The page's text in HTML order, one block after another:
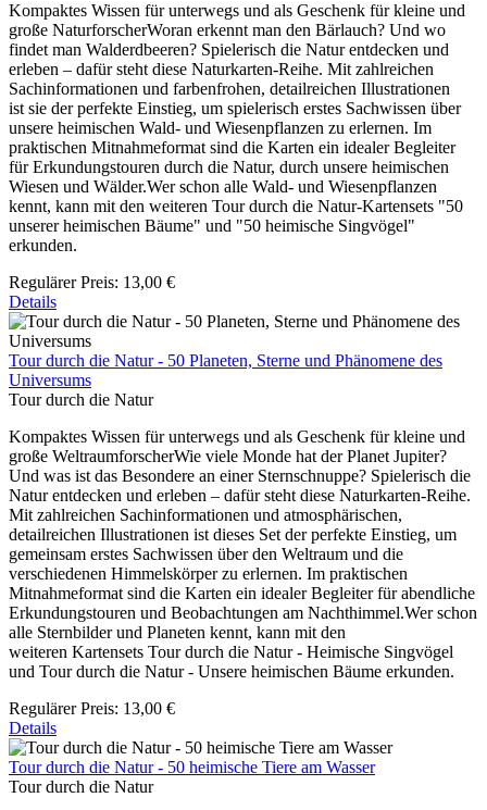
Kompaktes Wissen für unterwegs und als Geschenk für kleine und
große NaturforscherWoran erkennt man den Bärlauch? Und wo
findet man Walderdbeeren? Spielerisch die Natur entdecken und
erleben – dafür steht diese Naturkarten-Reihe. Mit zahlreichen
Sachinformationen und farbenfrohen, detailreichen Illustrationen
ist sie der perfekte Einstieg, um spielerisch erstes Sachwissen über
unsere heimischen Wald- und Wiesenpflanzen zu erlernen. Im
praktischen Mitnahmeformat sind die Karten ein idealer Begleiter
für Erkundungstouren durch die Natur, durch unsere heimischen
Wiesen und Wälder.Wer schon alle Wald- und Wiesenpflanzen
kennt, kann mit den weiteren Tour durch die Natur-Kartensets "50
unserer heimischen Bäume" und "50 heimische Singvögel"
erkunden.
Regulärer Preis: 13,00 €
Details
Tour durch die Natur - 50 Planeten, Sterne und Phänomene des
Universums
Tour durch die Natur
Kompaktes Wissen für unterwegs und als Geschenk für kleine und
große WeltraumforscherWie viele Monde hat der Planet Jupiter?
Und was ist das Besondere an einer Sternschnuppe? Spielerisch die
Natur entdecken und erleben – dafür steht diese Naturkarten-Reihe.
Mit zahlreichen Sachinformationen und atmosphärischen,
detailreichen Illustrationen ist dieses Set der perfekte Einstieg, um
gemeinsam erstes Sachwissen über den Weltraum und die
verschiedenen Himmelskörper zu erlernen. Im praktischen
Mitnahmeformat sind die Karten ein idealer Begleiter für abendliche
Erkundungstouren und Beobachtungen am Nachthimmel.Wer schon
alle Sternbilder und Planeten kennt, kann mit den
weiteren Kartensets Tour durch die Natur - Heimische Singvögel
und Tour durch die Natur - Unsere heimischen Bäume erkunden.
Regulärer Preis: 13,00 €
Details
Tour durch die Natur - 50 heimische Tiere am Wasser
Tour durch die Natur